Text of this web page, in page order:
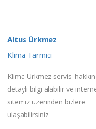
Altus Ürkmez
Klima Tarmici
Klima Ürkmez servisi
detaylı bilgi alabilir ve
sitemiz üzerinden bizlere
ulaşabilirsiniz